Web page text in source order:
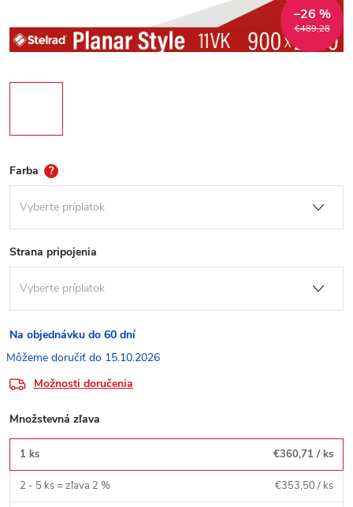
€489,28
–26 %
Farba ?
Strana pripojenia
Na objednávku do 60 dní
15.10.2026
Možnosti doručenia
Množstevná zľava
1 ks €360,71 / ks
2 - 5 ks = zľava 2 % €353,50 / ks